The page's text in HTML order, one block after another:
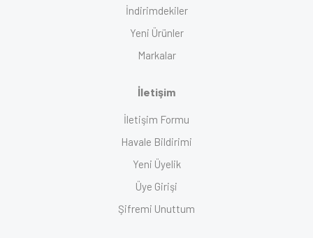
İndirimdekiler
Yeni Ürünler
Markalar
İletişim
İletişim Formu
Havale Bildirimi
Yeni Üyelik
Üye Girişi
Şifremi Unuttum